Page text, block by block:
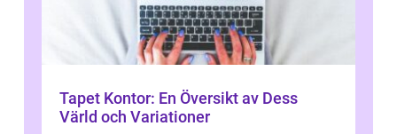
Tapet Kontor: En Översikt av Dess
Värld och Variationer